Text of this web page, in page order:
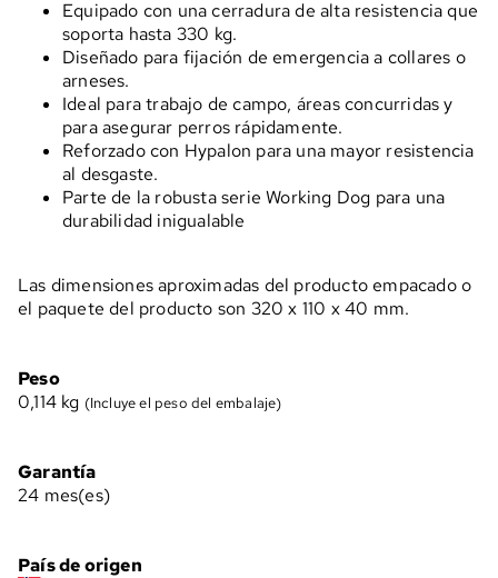
Equipado con una cerradura de alta resistencia que
soporta hasta 330 kg.
Diseñado para fijación de emergencia a collares o
arneses.
Ideal para trabajo de campo, áreas concurridas y
para asegurar perros rápidamente.
Reforzado con Hypalon para una mayor resistencia
al desgaste.
Parte de la robusta serie Working Dog para una
durabilidad inigualable
Las dimensiones aproximadas del producto empacado o
el paquete del producto son 320 x 110 x 40 mm.
Peso
0,114 kg (Incluye el peso del embalaje)
Garantía
24 mes(es)
País de origen